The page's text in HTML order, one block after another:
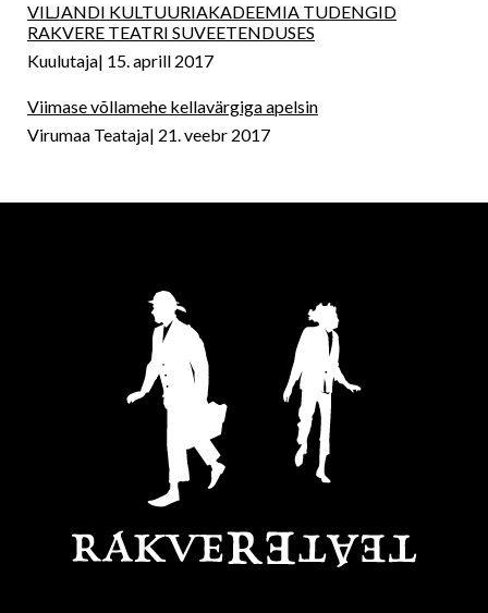
VILJANDI KULTUURIAKADEEMIA TUDENGID
RAKVERE TEATRI SUVEETENDUSES
Kuulutaja 15. aprill 2017
Viimase võllamehe kellavärgiga apelsin
Virumaa Teataja 21. veebr 2017